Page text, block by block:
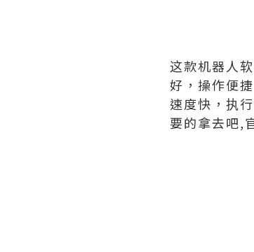
这款机器人
好，操作便
速度快，执
要的拿去吧,